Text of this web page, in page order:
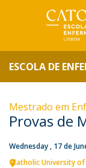
ESCOLA DE
Mestrado em
Provas de
Wednesday , 17 de
Catholic University